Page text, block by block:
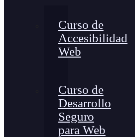
Curso de
Accesibilidad
Web
Curso de
Desarrollo
Seguro
para Web